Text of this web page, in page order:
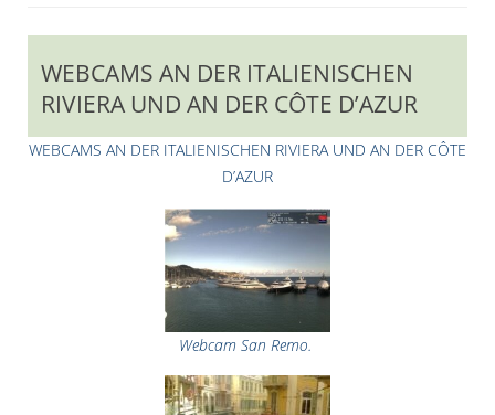
WEBCAMS AN DER ITALIENISCHEN
RIVIERA UND AN DER CÔTE D’AZUR
WEBCAMS AN DER ITALIENISCHEN RIVIERA UND AN DER CÔTE
D’AZUR
Webcam San Remo.